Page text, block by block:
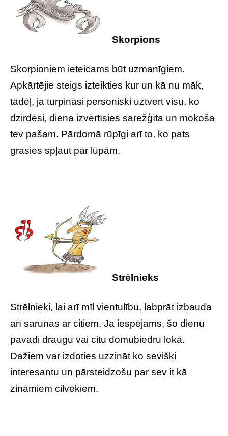
Skorpions
Skorpioniem ieteicams būt uzmanīgiem.
Apkārtējie steigs izteikties kur un kā nu māk,
tādēļ, ja turpināsi personiski uztvert visu, ko
dzirdēsi, diena izvērtīsies sarežģīta un mokoša
tev pašam. Pārdomā rūpīgi arī to, ko pats
grasies spļaut pār lūpām.
Strēlnieks
Strēlnieki, lai arī mīl vientulību, labprāt izbauda
arī sarunas ar citiem. Ja iespējams, šo dienu
pavadi draugu vai citu domubiedru lokā.
Dažiem var izdoties uzzināt ko sevišķi
interesantu un pārsteidzošu par sev it kā
zināmiem cilvēkiem.